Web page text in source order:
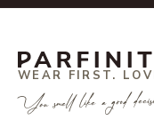
WEAR FIRST.
You smell like a good